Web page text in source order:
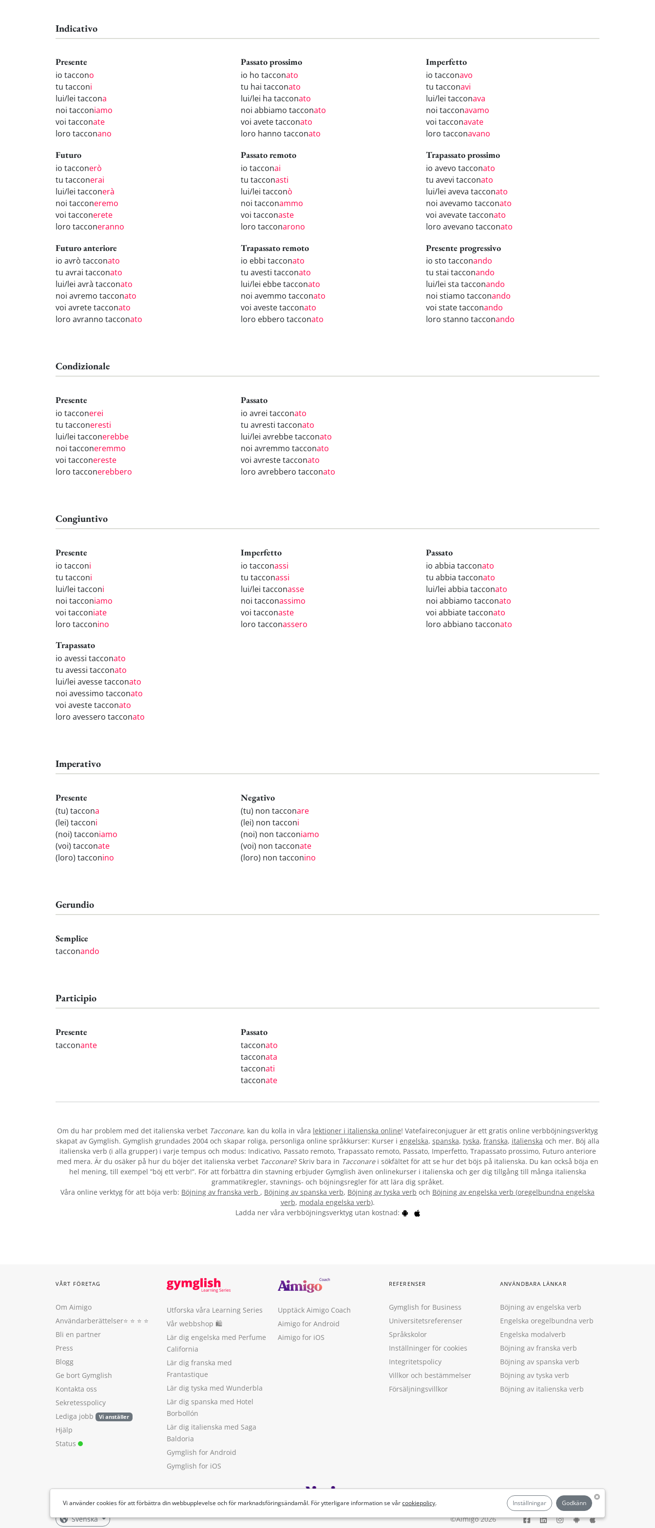
Indicativo
Presente
io taccono
tu tacconi
lui/lei taccona
noi tacconiamo
voi tacconate
loro tacconano
Passato prossimo
io ho tacconato
tu hai tacconato
lui/lei ha tacconato
noi abbiamo tacconato
voi avete tacconato
loro hanno tacconato
Imperfetto
io tacconavo
tu tacconavi
lui/lei tacconava
noi tacconavamo
voi tacconavate
loro tacconavano
Futuro
io tacconerò
tu tacconerai
lui/lei tacconerà
noi tacconeremo
voi tacconerete
loro tacconeranno
Passato remoto
io tacconai
tu tacconasti
lui/lei tacconò
noi tacconammo
voi tacconaste
loro tacconarono
Trapassato prossimo
io avevo tacconato
tu avevi tacconato
lui/lei aveva tacconato
noi avevamo tacconato
voi avevate tacconato
loro avevano tacconato
Futuro anteriore
io avrò tacconato
tu avrai tacconato
lui/lei avrà tacconato
noi avremo tacconato
voi avrete tacconato
loro avranno tacconato
Trapassato remoto
io ebbi tacconato
tu avesti tacconato
lui/lei ebbe tacconato
noi avemmo tacconato
voi aveste tacconato
loro ebbero tacconato
Presente progressivo
io sto tacconando
tu stai tacconando
lui/lei sta tacconando
noi stiamo tacconando
voi state tacconando
loro stanno tacconando
Condizionale
Presente
io tacconerei
tu tacconeresti
lui/lei tacconerebbe
noi tacconeremmo
voi tacconereste
loro tacconerebbero
Passato
io avrei tacconato
tu avresti tacconato
lui/lei avrebbe tacconato
noi avremmo tacconato
voi avreste tacconato
loro avrebbero tacconato
Congiuntivo
Presente
io tacconi
tu tacconi
lui/lei tacconi
noi tacconiamo
voi tacconiate
loro tacconino
Imperfetto
io tacconassi
tu tacconassi
lui/lei tacconasse
noi tacconassimo
voi tacconaste
loro tacconassero
Passato
io abbia tacconato
tu abbia tacconato
lui/lei abbia tacconato
noi abbiamo tacconato
voi abbiate tacconato
loro abbiano tacconato
Trapassato
io avessi tacconato
tu avessi tacconato
lui/lei avesse tacconato
noi avessimo tacconato
voi aveste tacconato
loro avessero tacconato
Imperativo
Presente
(tu) taccona
(lei) tacconi
(noi) tacconiamo
(voi) tacconate
(loro) tacconino
Negativo
(tu) non tacconare
(lei) non tacconi
(noi) non tacconiamo
(voi) non tacconate
(loro) non tacconino
Gerundio
Semplice
tacconando
Participio
Presente
tacconante
Passato
tacconato
tacconata
tacconati
tacconate
Om du har problem med det italienska verbet Tacconare, kan du kolla in våra lektioner i italienska online! Vatefaireconjuguer är ett gratis online verbböjningsverktyg
skapat av Gymglish. Gymglish grundades 2004 och skapar roliga, personliga online språkkurser: Kurser i engelska, spanska, tyska, franska, italienska och mer. Böj alla
italienska verb (i alla grupper) i varje tempus och modus: Indicativo, Passato remoto, Trapassato remoto, Passato, Imperfetto, Trapassato prossimo, Futuro anteriore
med mera. Är du osäker på hur du böjer det italienska verbet Tacconare? Skriv bara in Tacconarei sökfältet för att se hur det böjs på italienska. Du kan också böja en
hel mening, till exempel ”böj ett verb!”. För att förbättra din stavning erbjuder Gymglish även onlinekurser i italienska och ger dig tillgång till många italienska
grammatikregler, stavnings- och böjningsregler för att lära dig språket.
Våra online verktyg för att böja verb: Böjning av franska verb , Böjning av spanska verb, Böjning av tyska verb och Böjning av engelska verb (oregelbundna engelska
verb, modala engelska verb).
Ladda ner våra verbböjningsverktyg utan kostnad:
Vi använder cookies för att förbättra din webbupplevelse och för marknadsföringsändamål. För ytterligare information se vårcookiepolicy. Inställningar Godkänn
VÅRT FÖRETAG
Om Aimigo
Användarberättelser⭐️ ⭐️ ⭐️ ⭐️
Bli en partner
Press
Blogg
Ge bort Gymglish
Kontakta oss
Sekretesspolicy
Lediga jobb
Vi anställer
Hjälp
Status
Utforska våra Learning Series
Vår webbshop 🛍
Lär dig engelska med Perfume
California
Lär dig franska med
Frantastique
Lär dig tyska med Wunderbla
Lär dig spanska med Hotel
Borbollón
Lär dig italienska med Saga
Baldoria
Gymglish for Android
Gymglish for iOS
Upptäck Aimigo Coach
Aimigo for Android
Aimigo for iOS
REFERENSER
Gymglish for Business
Universitetsreferenser
Språkskolor
Inställninger för cookies
Integritetspolicy
Villkor och bestämmelser
Försäljningsvillkor
ANVÄNDBARA LÄNKAR
Böjning av engelska verb
Engelska oregelbundna verb
Engelska modalverb
Böjning av franska verb
Böjning av spanska verb
Böjning av tyska verb
Böjning av italienska verb
Svenska ©Aimigo 2026